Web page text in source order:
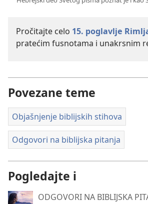
Pročitajte celo 15. poglavlje
pratećim fusnotama i unakrsnim
Povezane teme
Objašnjenje biblijskih stihova
Odgovori na biblijska pitanja
Pogledajte i
ODGOVORI NA BIBLIJSKA